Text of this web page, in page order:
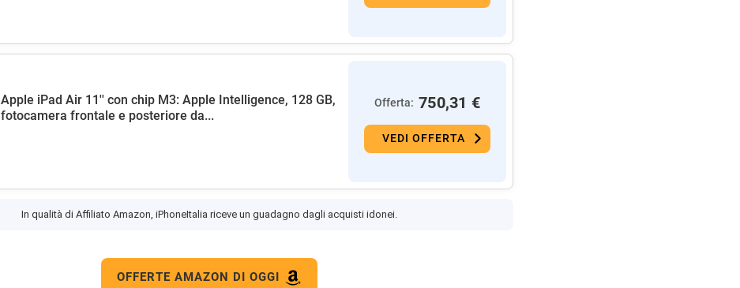
Apple iPad Air 11'' con chip M3: Apple Intelligence, 128 GB,
fotocamera frontale e posteriore da...
Offerta: 750,31 €
VEDI OFFERTA
In qualità di Affiliato Amazon, iPhoneItalia riceve un guadagno dagli acquisti idonei.
OFFERTE AMAZON DI OGGI